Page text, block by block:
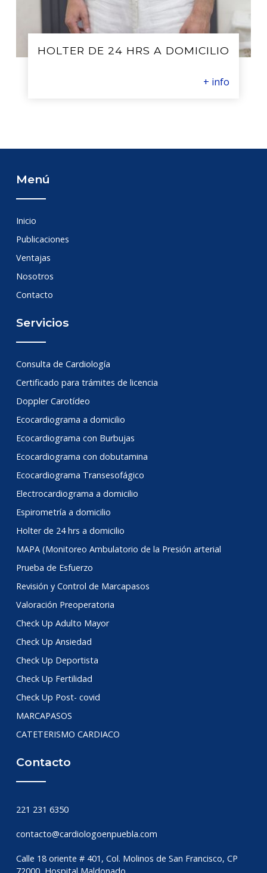
HOLTER DE 24 HRS A DOMICILIO
+ info
Menú
Inicio
Publicaciones
Ventajas
Nosotros
Contacto
Servicios
Consulta de Cardiología
Certificado para trámites de licencia
Doppler Carotídeo
Ecocardiograma a domicilio
Ecocardiograma con Burbujas
Ecocardiograma con dobutamina
Ecocardiograma Transesofágico
Electrocardiograma a domicilio
Espirometría a domicilio
Holter de 24 hrs a domicilio
MAPA (Monitoreo Ambulatorio de la Presión arterial
Prueba de Esfuerzo
Revisión y Control de Marcapasos
Valoración Preoperatoria
Check Up Adulto Mayor
Check Up Ansiedad
Check Up Deportista
Check Up Fertilidad
Check Up Post- covid
MARCAPASOS
CATETERISMO CARDIACO
Contacto
221 231 6350
contacto@cardiologoenpuebla.com
Calle 18 oriente # 401, Col. Molinos de San Francisco, CP